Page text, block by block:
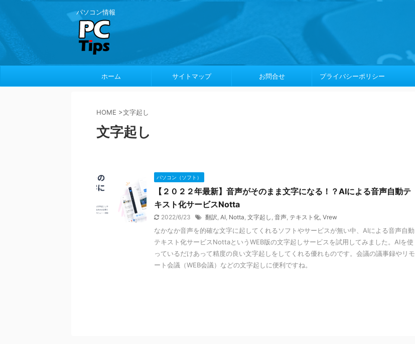
パソコン情報
ホーム サイトマップ お問合せ プライバシーポリシー
HOME >文字起し
文字起し
パソコン（ソフト）
【２０２２年最新】音声がそのまま文字になる！？AIによる音声自動テ
キスト化サービスNotta
2022/6/23 翻訳, AI, Notta, 文字起し , 音声, テキスト化, Vrew
なかなか音声を的確な文字に起してくれるソフトやサービスが無い中、AIによる音声自動
テキスト化サービスNottaというWEB版の文字起しサービスを試用してみました。AIを使
っているだけあって精度の良い文字起しをしてくれる優れものです。会議の議事録やリモ
ート会議（WEB会議）などの文字起しに便利ですね。